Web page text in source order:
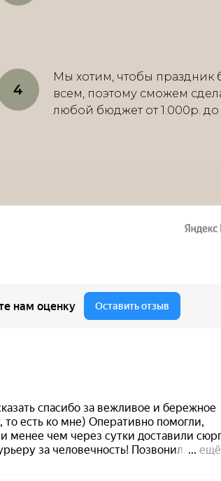
Мы хотим, чтобы праздник
всем, поэтому сможем
любой бюджет от 1.000р. до